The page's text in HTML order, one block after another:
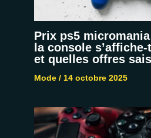
Prix ps5
la console
et quelles offres
Mode/ 14 octobre 2025